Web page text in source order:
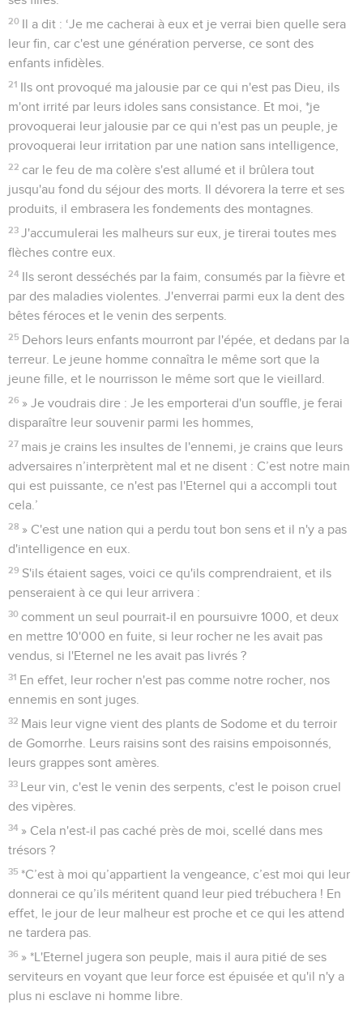
20 Il a dit : ‘Je me cacherai à eux et je verrai bien quelle sera
leur fin, car c'est une génération perverse, ce sont des
enfants infidèles.
21 Ils ont provoqué ma jalousie par ce qui n'est pas Dieu, ils
m'ont irrité par leurs idoles sans consistance. Et moi, *je
provoquerai leur jalousie par ce qui n'est pas un peuple, je
provoquerai leur irritation par une nation sans intelligence,
22 car le feu de ma colère s'est allumé et il brûlera tout
jusqu'au fond du séjour des morts. Il dévorera la terre et ses
produits, il embrasera les fondements des montagnes.
23 J'accumulerai les malheurs sur eux, je tirerai toutes mes
flèches contre eux.
24 Ils seront desséchés par la faim, consumés par la fièvre et
par des maladies violentes. J'enverrai parmi eux la dent des
bêtes féroces et le venin des serpents.
25 Dehors leurs enfants mourront par l'épée, et dedans par la
terreur. Le jeune homme connaîtra le même sort que la
jeune fille, et le nourrisson le même sort que le vieillard.
26 » Je voudrais dire : Je les emporterai d'un souffle, je ferai
disparaître leur souvenir parmi les hommes,
27 mais je crains les insultes de l'ennemi, je crains que leurs
adversaires n’interprètent mal et ne disent : C’est notre main
qui est puissante, ce n'est pas l'Eternel qui a accompli tout
cela.’
28 » C'est une nation qui a perdu tout bon sens et il n'y a pas
d'intelligence en eux.
29 S'ils étaient sages, voici ce qu'ils comprendraient, et ils
penseraient à ce qui leur arrivera :
30 comment un seul pourrait-il en poursuivre 1000, et deux
en mettre 10'000 en fuite, si leur rocher ne les avait pas
vendus, si l'Eternel ne les avait pas livrés ?
31 En effet, leur rocher n'est pas comme notre rocher, nos
ennemis en sont juges.
32 Mais leur vigne vient des plants de Sodome et du terroir
de Gomorrhe. Leurs raisins sont des raisins empoisonnés,
leurs grappes sont amères.
33 Leur vin, c'est le venin des serpents, c'est le poison cruel
des vipères.
34 » Cela n'est-il pas caché près de moi, scellé dans mes
trésors ?
35 *C’est à moi qu’appartient la vengeance, c’est moi qui leur
donnerai ce qu’ils méritent quand leur pied trébuchera ! En
effet, le jour de leur malheur est proche et ce qui les attend
ne tardera pas.
36 » *L'Eternel jugera son peuple, mais il aura pitié de ses
serviteurs en voyant que leur force est épuisée et qu'il n'y a
plus ni esclave ni homme libre.